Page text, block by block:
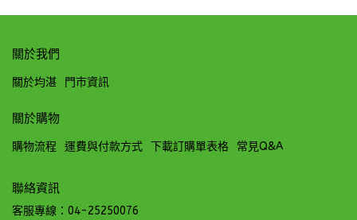
關於我們
關於均湛 門市資訊
關於購物
購物流程 運費與付款方式 下載訂購單表格 常見Q&A
聯絡資訊
客服專線：04-25250076